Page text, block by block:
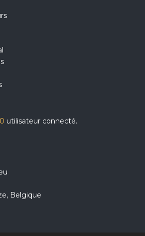
0 utilisateur connecté.
Belgique